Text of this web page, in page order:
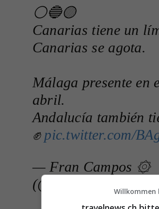
⚪️🔵🟡
Canarias tiene un
Canarias se agota.
Málaga presente en
abril.
Andalucía también
✊ pic.twitter.com/
— Fran Campos ۞
(@FranzVanPelt)Willkommen